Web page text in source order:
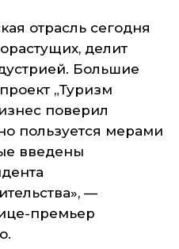
отрасль сегодня
делит
Большие
„Туризм
поверил
пользуется мерами
введены
, —
премьер